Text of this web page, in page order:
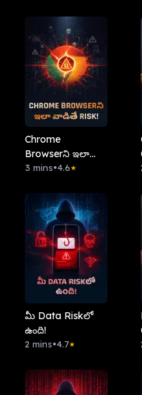
Chrome
Browserని ఇలా
వాడితే Risk!
3 mins•4.6★
మీ Data Riskలో
ఉంది!
2 mins•4.7★